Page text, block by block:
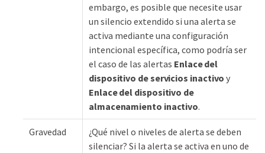
embargo, es posible que necesite usar
un silencio extendido si una alerta se
activa mediante una configuración
intencional específica, como podría ser
el caso de las alertas Enlace del
dispositivo de servicios inactivo y
Enlace del dispositivo de
almacenamiento inactivo.
Gravedad
¿Qué nivel o niveles de alerta se deben
silenciar? Si la alerta se activa en uno de